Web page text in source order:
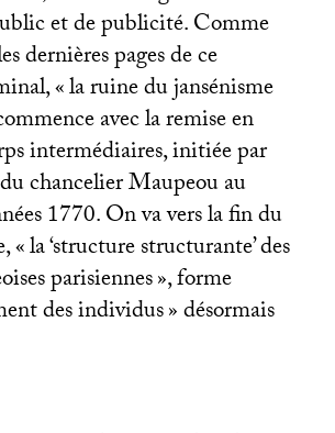
et de publicité. Comme
dernières pages de ce
«la ruine du jansénisme
avec la remise en
intermédiaires, initiée par
chancelier Maupeou au
1770. On va vers la fin du
«la ‘structure structurante’ des
parisiennes», forme
des individus» désormais